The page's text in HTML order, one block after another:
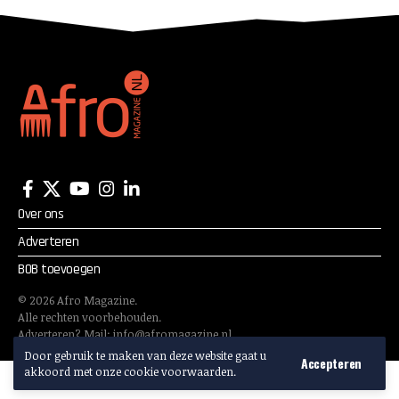
Door gebruik te maken van deze website gaat u
akkoord met onze cookie voorwaarden.
Accepteren
Over ons
Adverteren
BOB toevoegen
© 2026Afro Magazine.
Alle rechten voorbehouden.
Adverteren? Mail:info@afromagazine.nl